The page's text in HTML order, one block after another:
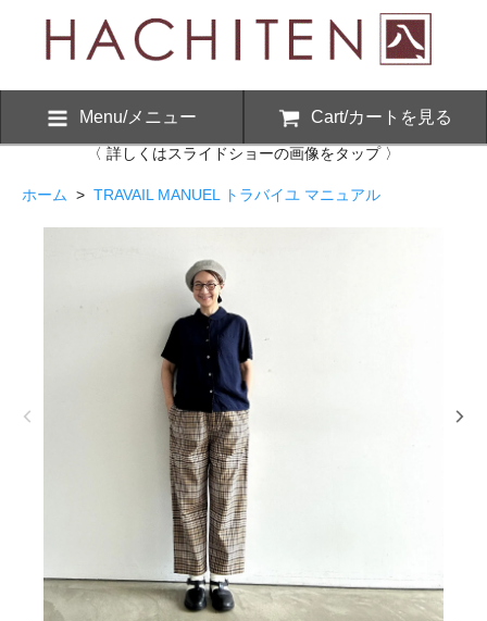
Menu/メニュー Cart/カートを見る
〈 詳しくはスライドショーの画像をタップ 〉
ホーム > TRAVAIL MANUEL トラバイユ マニュアル